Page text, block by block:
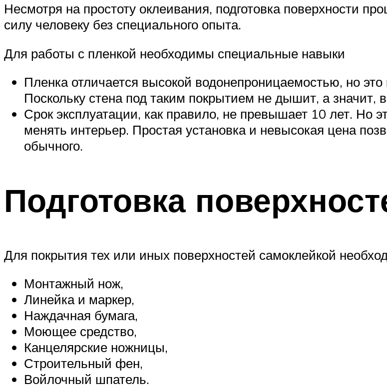
Несмотря на простоту оклеивания, подготовка поверхности
силу человеку без специального опыта.
Для работы с пленкой необходимы специальные навыки
Пленка отличается высокой водонепроницаемостью, но
Поскольку стена под таким покрытием не дышит, а значит,
Срок эксплуатации, как правило, не превышает 10 лет. Но
менять интерьер. Простая установка и невысокая цена
обычного.
Подготовка
Для покрытия тех или иных поверхностей самоклейкой
Монтажный нож,
Линейка и маркер,
Наждачная бумага,
Моющее средство,
Канцелярские ножницы,
Строительный фен,
Войлочный шпатель.